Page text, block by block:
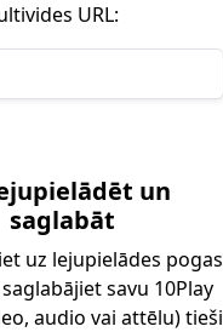
URL:
un
saglabāt
uz lejupielādes pogas
savu 10Play
audio vai attēlu) tieši